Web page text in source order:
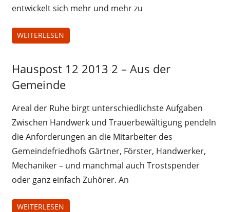
entwickelt sich mehr und mehr zu
WEITERLESEN
Hauspost
12-2013
Hauspost 12 2013 2 – Aus der
Gemeinde
Areal der Ruhe birgt unterschiedlichste Aufgaben
Zwischen Handwerk und Trauerbewältigung pendeln
die Anforderungen an die Mitarbeiter des
Gemeindefriedhofs Gärtner, Förster, Handwerker,
Mechaniker – und manchmal auch Trostspender
oder ganz einfach Zuhörer. An
WEITERLESEN